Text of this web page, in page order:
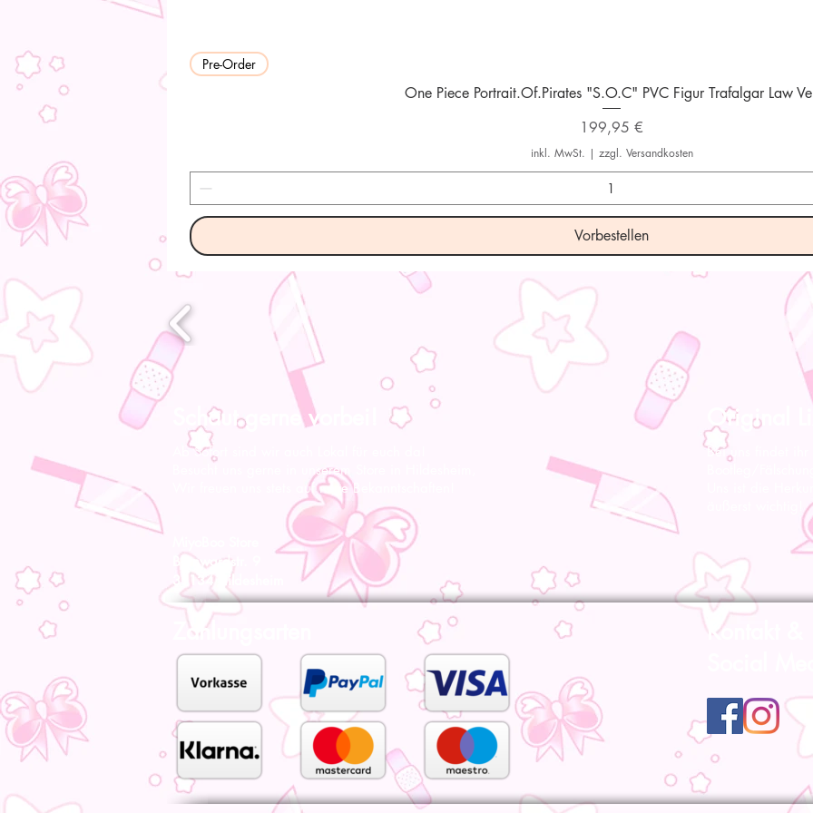
Pre-Order
One Piece Portrait.Of.Pirates "S.O.C" PVC Figur Trafalgar Law
Preis
199,95 €
inkl. MwSt. | zzgl. Versandkosten
Vorbestellen
Schaut gerne vorbei!
Ab Sofort sind wir auch Lokal für euch da!
Besucht uns gerne in unserem Store in Hildesheim,
Wir freuen uns stets auf neue Bekanntschaften!
Original
Bei uns findet ihr
Bootleg/
Uns ist die
Bernwardstr. 9
31134 Hildesheim
Zahlungsarten
Kontakt &